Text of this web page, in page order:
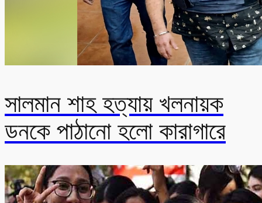
সালমান শাহ হত্যায় খলনায়ক
ডনকে পাঠানো হলো কারাগারে